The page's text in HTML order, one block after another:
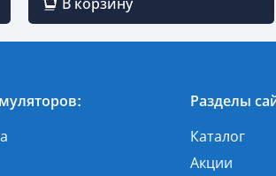
В корзину
Разделы
Каталог
Акции